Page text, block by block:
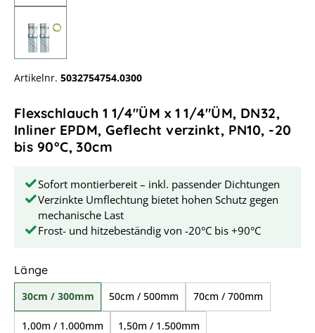
Artikelnr. 5032754754.0300
Flexschlauch 1 1/4"ÜM x 1 1/4"ÜM, DN32,
Inliner EPDM, Geflecht verzinkt, PN10, -20
bis 90°C, 30cm
Sofort montierbereit – inkl. passender Dichtungen
Verzinkte Umflechtung bietet hohen Schutz gegen
mechanische Last
Frost- und hitzebeständig von -20°C bis +90°C
Längeauswählen
30cm / 300mm 50cm / 500mm 70cm / 700mm
1,00m / 1.000mm 1,50m / 1.500mm